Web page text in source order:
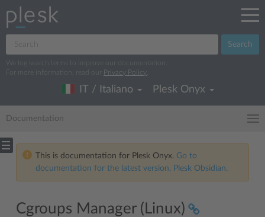
Search
We log search terms to improve our documentation.
For more information, read our
Privacy Policy
IT / Italiano Plesk Onyx
Documentation
This is documentation for Plesk Onyx. Go to
documentation for the latest version, Plesk Obsidian.
Cgroups Manager (Linux)